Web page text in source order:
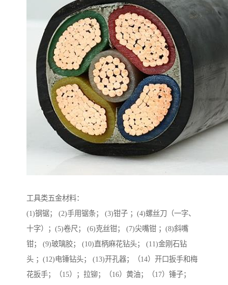
工具类五金材料：
(1)钢锯； (2)手用锯条； (3)钳子 ；(4)螺丝刀（一字、
十字）；(5)卷尺； (6)克丝钳； (7)尖嘴钳 ；(8)斜嘴
钳； (9)玻璃胶； (10)直柄麻花钻头； (11)金刚石钻
头 ；(12)电锤钻头； (13)开孔器；（14）开口扳手和梅
花扳手；（15）；拉铆；（16）黄油；（17）锤子；